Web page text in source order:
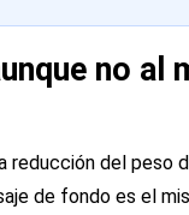
no
del peso
de fondo es el